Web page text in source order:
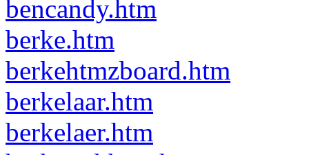
bencandy.htm
berke.htm
berkehtmzboard.htm
berkelaar.htm
berkelaer.htm